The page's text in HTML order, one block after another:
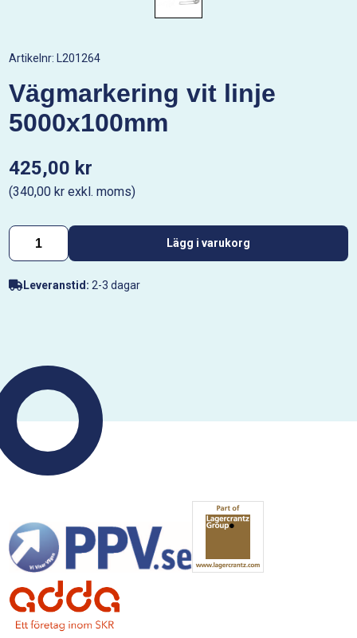
Artikelnr: L201264
Vägmarkering vit linje
5000x100mm
425,00 kr
(340,00 kr exkl. moms)
Lägg i varukorg
Leveranstid: 2-3 dagar